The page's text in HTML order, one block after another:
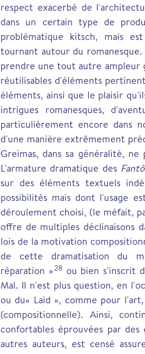
respect exacerbé de
dans un certain type de
problématique kitsch, mais
tournant autour du
prendre une tout autre ampleur
réutilisables d'éléments
éléments, ainsi que le plaisir
intrigues romanesques,
particulièrement encore dans
d'une manière extrêmement
Greimas, dans sa généralité,
L'armature dramatique des
sur des éléments textuels
possibilités mais dont l'usage
déroulement choisi, (le méfait,
offre de multiples déclinaisons
lois de la motivation
de cette dramatisation du
réparation »28 ou bien s'inscrit
Mal. Il n'est plus question, en
ou du« Laid », comme pour
(compositionnelle). Ainsi,
confortables éprouvées par
autres auteurs, est censé